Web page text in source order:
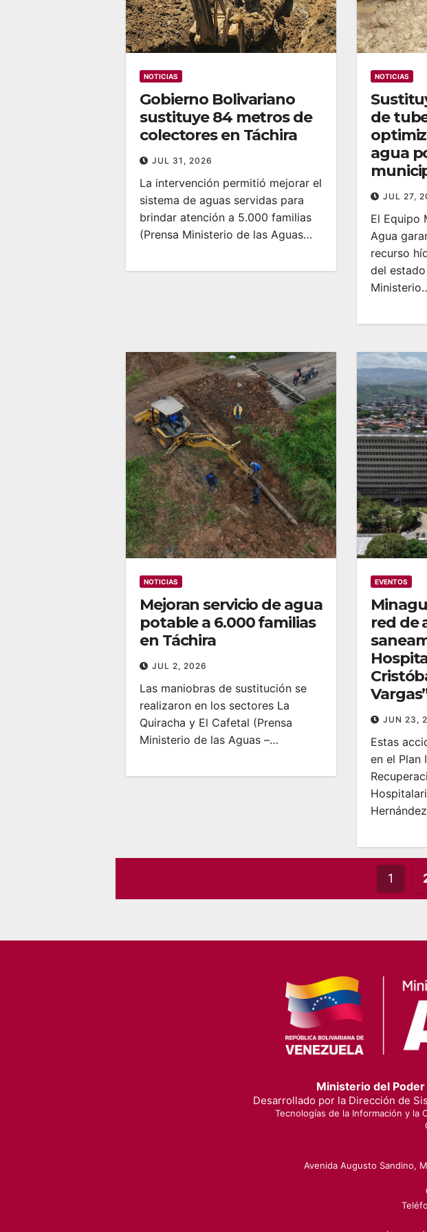
NOTICIAS
Gobierno Bolivariano
sustituye 84 metros de
colectores en Táchira
JUL 31, 2026
La intervención permitió mejorar el
sistema de aguas servidas para
brindar atención a 5.000 familias
(Prensa Ministerio de las Aguas…
NOTICIAS
de
agua
JUL 27,
El Equipo
Agua
recurso
del
NOTICIAS
Mejoran servicio de agua
potable a 6.000 familias
en Táchira
JUL 2, 2026
Las maniobras de sustitución se
realizaron en los sectores La
Quiracha y El Cafetal (Prensa
Ministerio de las Aguas –…
EVENTOS
red de
JUN 23,
Estas
en el Plan
Posts
1
Ministerio del
Desarrollado por la Dirección de
Tecnologías de la Información y la
Avenida Augusto Sandino,